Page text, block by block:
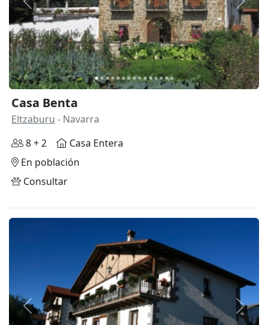
Anterior
Casa Benta
Eltzaburu - Navarra
8 + 2
Casa Entera
En población
Consultar
Anterior